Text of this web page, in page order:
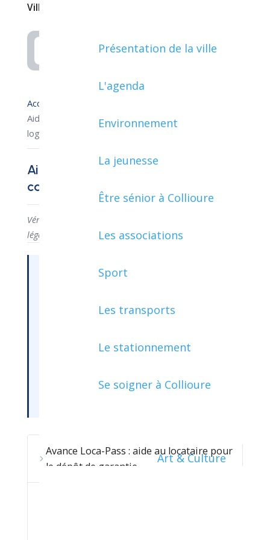
Présentation de la ville
L'agenda
Environnement
La jeunesse
Être sénior à Collioure
Les associations
Sport
Les transports
Le stationnement
Se soigner à Collioure
Art & Culture
Ville de Collioure
Rechercher
Accueil démarches
Aide pour le dépôt de garantie ou la caution d'un
logement en location
Aide pour le dépôt de garantie ou la
caution d'un logement en location
Vérifié le
légale et administrative
Des aides peuvent être attribuées pour
D'un part, l'avance Loca-pass permet
lors de la signature du bail. D'autre
charges (caution).
Avance Loca-Pass : aide au locataire pour
le dépôt de garantie